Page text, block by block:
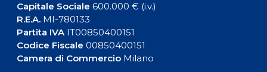
Capitale Sociale 600.000 € (i.v.)
R.E.A.MI-780133
Partita IVAIT00850400151
Codice Fiscale 00850400151
Camera di CommercioMilano